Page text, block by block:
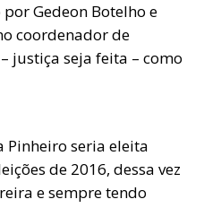
Gedeon Botelho e
coordenador de
justiça seja feita – como
Pinheiro seria eleita
de 2016, dessa vez
e sempre tendo